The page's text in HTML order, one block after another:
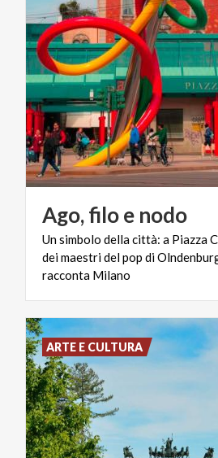
Ago,filoe nodo
Un simbolo della città: a Piazza
dei maestri del pop di
racconta Milano
ARTE E CULTURA